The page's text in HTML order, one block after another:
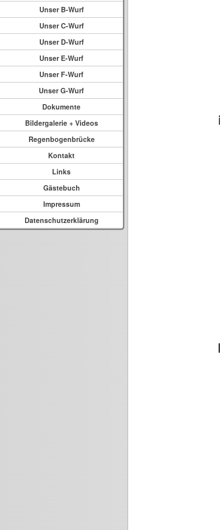
Unser B-Wurf
Unser C-Wurf
Unser D-Wurf
Unser E-Wurf
Unser F-Wurf
Unser G-Wurf
Dokumente
Bildergalerie + Videos
Regenbogenbrücke
Kontakt
Links
Gästebuch
Impressum
Datenschutzerklärung